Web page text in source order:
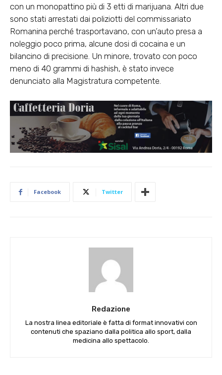
con un monopattino più di 3 etti di marijuana. Altri due
sono stati arrestati dai poliziotti del commissariato
Romanina perché trasportavano, con un’auto presa a
noleggio poco prima, alcune dosi di cocaina e un
bilancino di precisione. Un minore, trovato con poco
meno di 40 grammi di hashish, è stato invece
denunciato alla Magistratura competente.
Facebook Twitter
Redazione
La nostra linea editoriale è fatta di format innovativi con
contenuti che spaziano dalla politica allo sport, dalla
medicina allo spettacolo.